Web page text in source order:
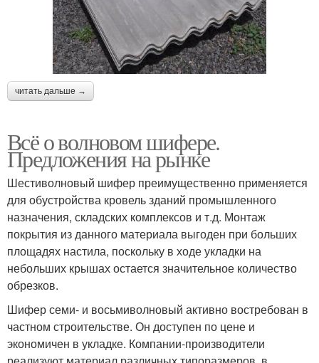
читать дальше →
Всё о волновом шифере.
Предложения на рынке
Шестиволновый шифер преимущественно применяется
для обустройства кровель зданий промышленного
назначения, складских комплексов и т.д. Монтаж
покрытия из данного материала выгоден при больших
площадях настила, поскольку в ходе укладки на
небольших крышах остается значительное количество
обрезков.
Шифер семи- и восьмиволновый активно востребован в
частном строительстве. Он доступен по цене и
экономичен в укладке. Компании-производители